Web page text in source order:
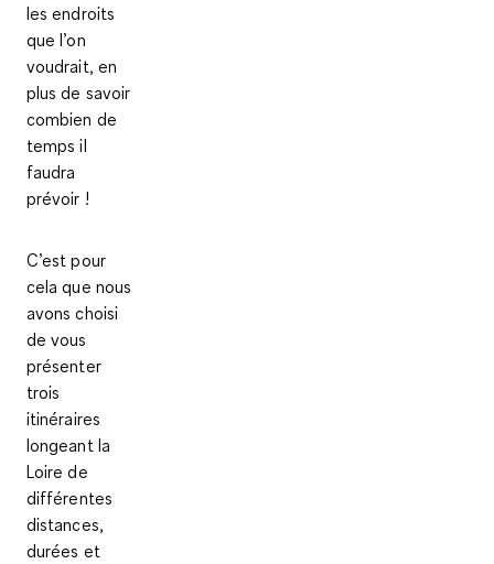
les endroits
que l’on
voudrait, en
plus de savoir
combien de
temps il
faudra
prévoir !
C’est pour
cela que nous
avons choisi
de vous
présenter
trois
itinéraires
longeant la
Loire de
différentes
distances,
durées et